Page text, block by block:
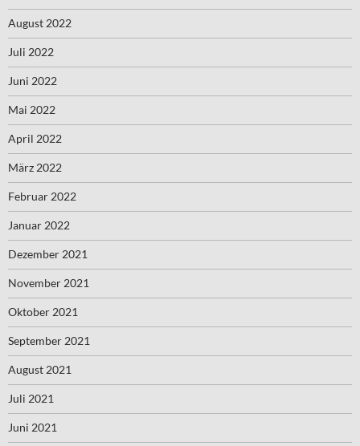
August 2022
Juli 2022
Juni 2022
Mai 2022
April 2022
März 2022
Februar 2022
Januar 2022
Dezember 2021
November 2021
Oktober 2021
September 2021
August 2021
Juli 2021
Juni 2021